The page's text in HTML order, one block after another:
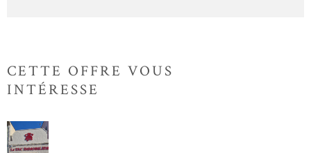
CETTE OFFRE VOUS
INTÉRESSE